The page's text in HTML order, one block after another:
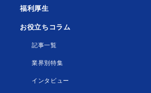
福利厚生
お役立ちコラム
記事一覧
業界別特集
インタビュー